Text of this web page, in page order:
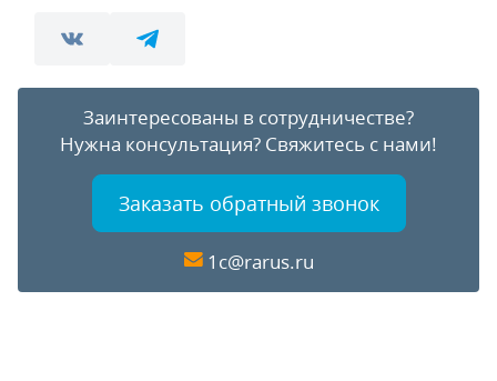
Заинтересованы в сотрудничестве?
Нужна консультация? Свяжитесь с нами!
Заказать обратный звонок
1c@rarus.ru